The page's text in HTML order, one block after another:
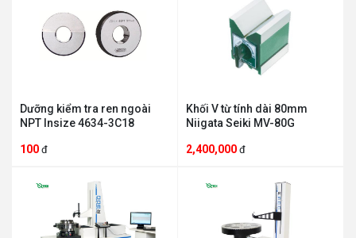
Dưỡng kiểm tra ren ngoài
NPT Insize 4634-3C18
100 đ
Khối V từ tính dài 80mm
Niigata Seiki MV-80G
2,400,000 đ